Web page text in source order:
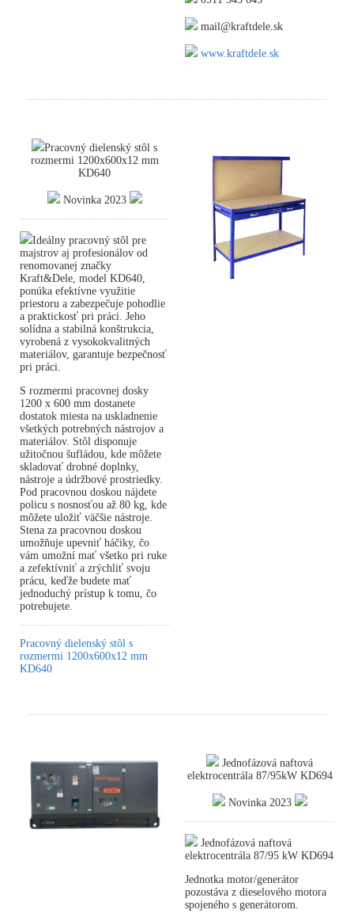
mail@kraftdele.sk
www.kraftdele.sk
Pracovný dielenský stôl s
rozmermi 1200x600x12 mm
KD640
Novinka 2023
Ideálny pracovný stôl pre
majstrov aj profesionálov od
renomovanej značky
Kraft&Dele, model KD640,
ponúka efektívne využitie
priestoru a zabezpečuje pohodlie
a praktickosť pri práci. Jeho
solídna a stabilná konštrukcia,
vyrobená z vysokokvalitných
materiálov, garantuje bezpečnosť
pri práci.
S rozmermi pracovnej dosky
1200 x 600 mm dostanete
dostatok miesta na uskladnenie
všetkých potrebných nástrojov a
materiálov. Stôl disponuje
užitočnou šufládou, kde môžete
skladovať drobné doplnky,
nástroje a údržbové prostriedky.
Pod pracovnou doskou nájdete
policu s nosnosťou až 80 kg, kde
môžete uložiť väčšie nástroje.
Stena za pracovnou doskou
umožňuje upevniť háčiky, čo
vám umožní mať všetko pri ruke
a zefektívniť a zrýchliť svoju
prácu, keďže budete mať
jednoduchý prístup k tomu, čo
potrebujete.
Pracovný dielenský stôl s
rozmermi 1200x600x12 mm
KD640
Jednofázová naftová
elektrocentrála 87/95kW KD694
Novinka 2023
Jednofázová naftová
elektrocentrála 87/95 kW KD694
Jednotka motor/generátor
pozostáva z dieselového motora
spojeného s generátorom.